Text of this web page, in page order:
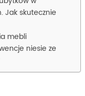
Jak skutecznie
mebli
niesie ze